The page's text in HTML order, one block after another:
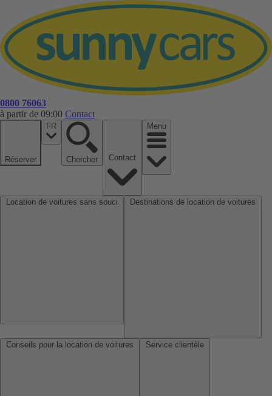
0800 76063
à partir de 09:00 Contact
Réserver
FR
Chercher
Menu